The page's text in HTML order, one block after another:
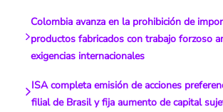
Colombia avanza en la prohibición de
productos fabricados con trabajo forzoso
exigencias internacionales
ISA completa emisión de acciones
filial de Brasil y fija aumento de capital